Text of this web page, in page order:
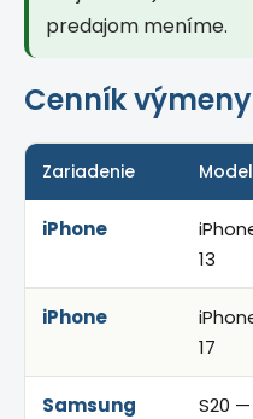
predajom meníme.
Cenník
Zariadenie
iPhone
13
iPhone
17
Samsung
S20 —